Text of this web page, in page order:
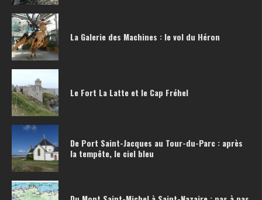
La Galerie des Machines : le vol du Héron
Le Fort La Latte et le Cap Fréhel
De Port Saint-Jacques au Tour-du-Parc : après
la tempête, le ciel bleu